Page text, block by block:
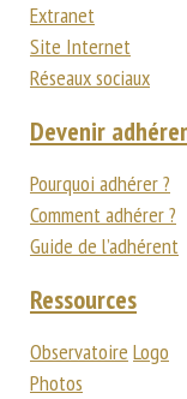
Extranet
Site Internet
Réseaux sociaux
Devenir
Pourquoi adhérer ?
Comment adhérer ?
Guide de l’adhérent
Ressources
Observatoire Logo
Photos